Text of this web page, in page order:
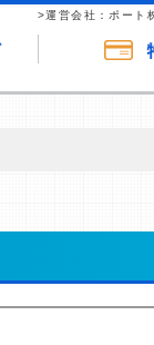
>運営会社：ポート